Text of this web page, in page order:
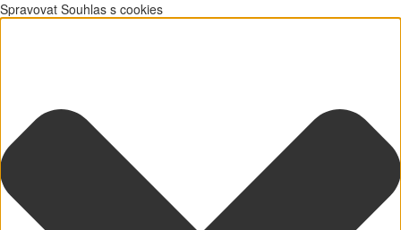
Spravovat Souhlas s cookies